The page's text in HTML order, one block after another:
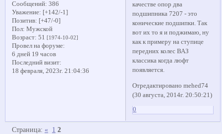
Сообщений: 386
Уважение: [+142/-1]
Позитив: [+47/-0]
Пол: Мужской
Возраст: 51 [1974-10-02]
Провел на форуме:
6 дней 19 часов
Последний визит:
18 февраля, 2023г. 21:04:36
качестве опор два
подшипника 7207 - это
конические подшипки. Так
вот их то я и поджимаю, ну
как к примеру на ступице
передних колес ВАЗ
классика когда люфт
появляется.
Отредактировано mehed74
(30 августа, 2014г. 20:50:21)
0
Страница: « 1 2